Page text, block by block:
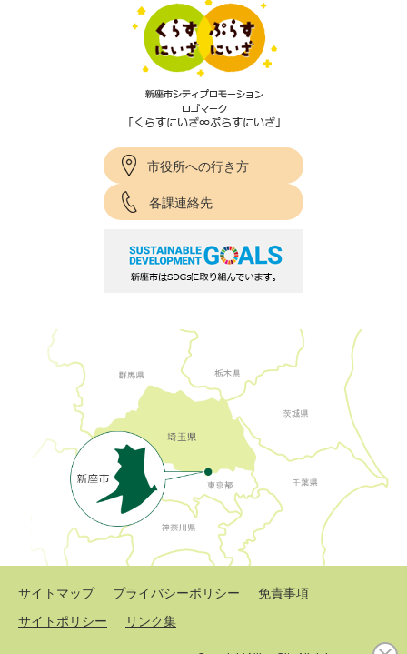
市役所への行き方
各課連絡先
サイトマップ プライバシーポリシー
免責事項
サイトポリシー
リンク集